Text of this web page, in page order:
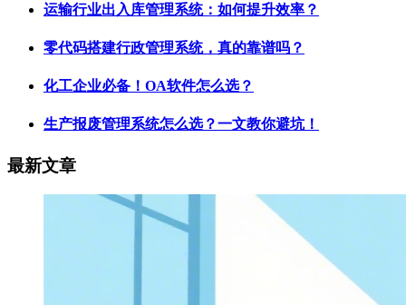
运输行业出入库管理系统：如何提升效率？
零代码搭建行政管理系统，真的靠谱吗？
化工企业必备！OA软件怎么选？
生产报废管理系统怎么选？一文教你避坑！
最新文章